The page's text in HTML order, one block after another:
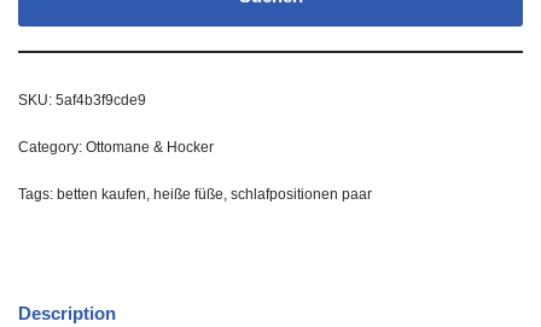
SKU: 5af4b3f9cde9
Category: Ottomane & Hocker
Tags: betten kaufen heiße füße schlafpositionen paar
Description